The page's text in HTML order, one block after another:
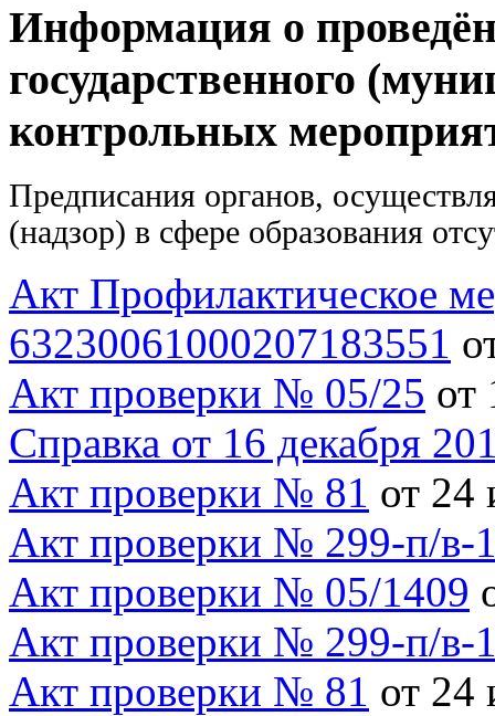
Информация о
государственного
контрольных
Предписания органов,
(надзор) в сфере образования
Акт Профилактическое
63230061000207183551
Акт проверки № 05/25 от
Справка от 16 декабря
Акт проверки № 81 от 24
Акт проверки № 299-п/в-
Акт проверки № 05/1409
Акт проверки № 299-п/в-
Акт проверки № 81 от 24